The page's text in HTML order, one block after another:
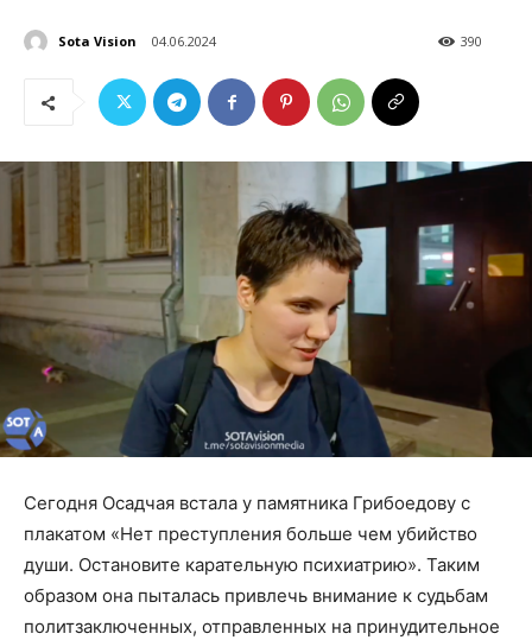
Sota Vision 04.06.2024 390
Сегодня Осадчая встала у памятника Грибоедову с
плакатом «Нет преступления больше чем убийство
души. Остановите карательную психиатрию». Таким
образом она пыталась привлечь внимание к судьбам
политзаключенных, отправленных на принудительное